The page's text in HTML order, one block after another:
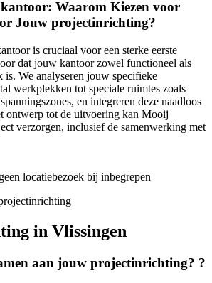
Waarom Kiezen voor
Jouw projectinrichting?
is cruciaal voor een sterke eerste
dat jouw kantoor zowel functioneel als
is. We analyseren jouw specifieke
werkplekken tot speciale ruimtes zoals
en integreren deze naadloos
ontwerp tot de uitvoering kan Mooij
verzorgen, inclusief de samenwerking met
locatiebezoek bij inbegrepen
in Vlissingen
aan jouw projectinrichting? ?